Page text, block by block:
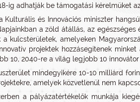
ig adhatják be támogatási kérelmüket
Kulturális és Innovációs miniszter
a zöld átállás, az
a kulcsterületek, amelyeken
projektek hozzásegítenek
10, 2040-re a világ legjobb 10
mindegyikére 10-10 milliárd
amelyek közvetlenül nem
a pályázatértékelők munkája